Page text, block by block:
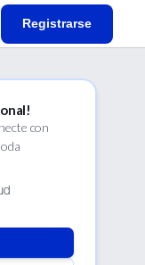
Registrarse
con